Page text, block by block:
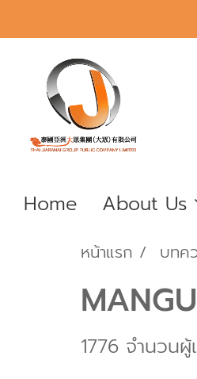
Home About Us
หน้าแรก บทค
1776 จำนวนผู้